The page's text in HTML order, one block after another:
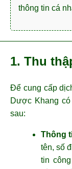
thông tin cá
1. Thu
Để cung cấp
Dược Khang
sau:
Thông
tên, số
tin